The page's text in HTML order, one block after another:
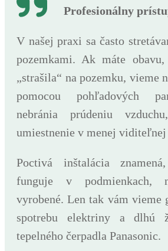
Profesionálny
V našej praxi sa často
pozemkami. Ak máte
„strašila“ na pozemku, vieme
pomocou pohľadových
nebránia prúdeniu
umiestnenie v menej viditeľnej
Poctivá inštalácia
funguje v podmienkach,
vyrobené. Len tak vám vieme
spotrebu elektriny a dlhú
tepelného čerpadla Panasonic.